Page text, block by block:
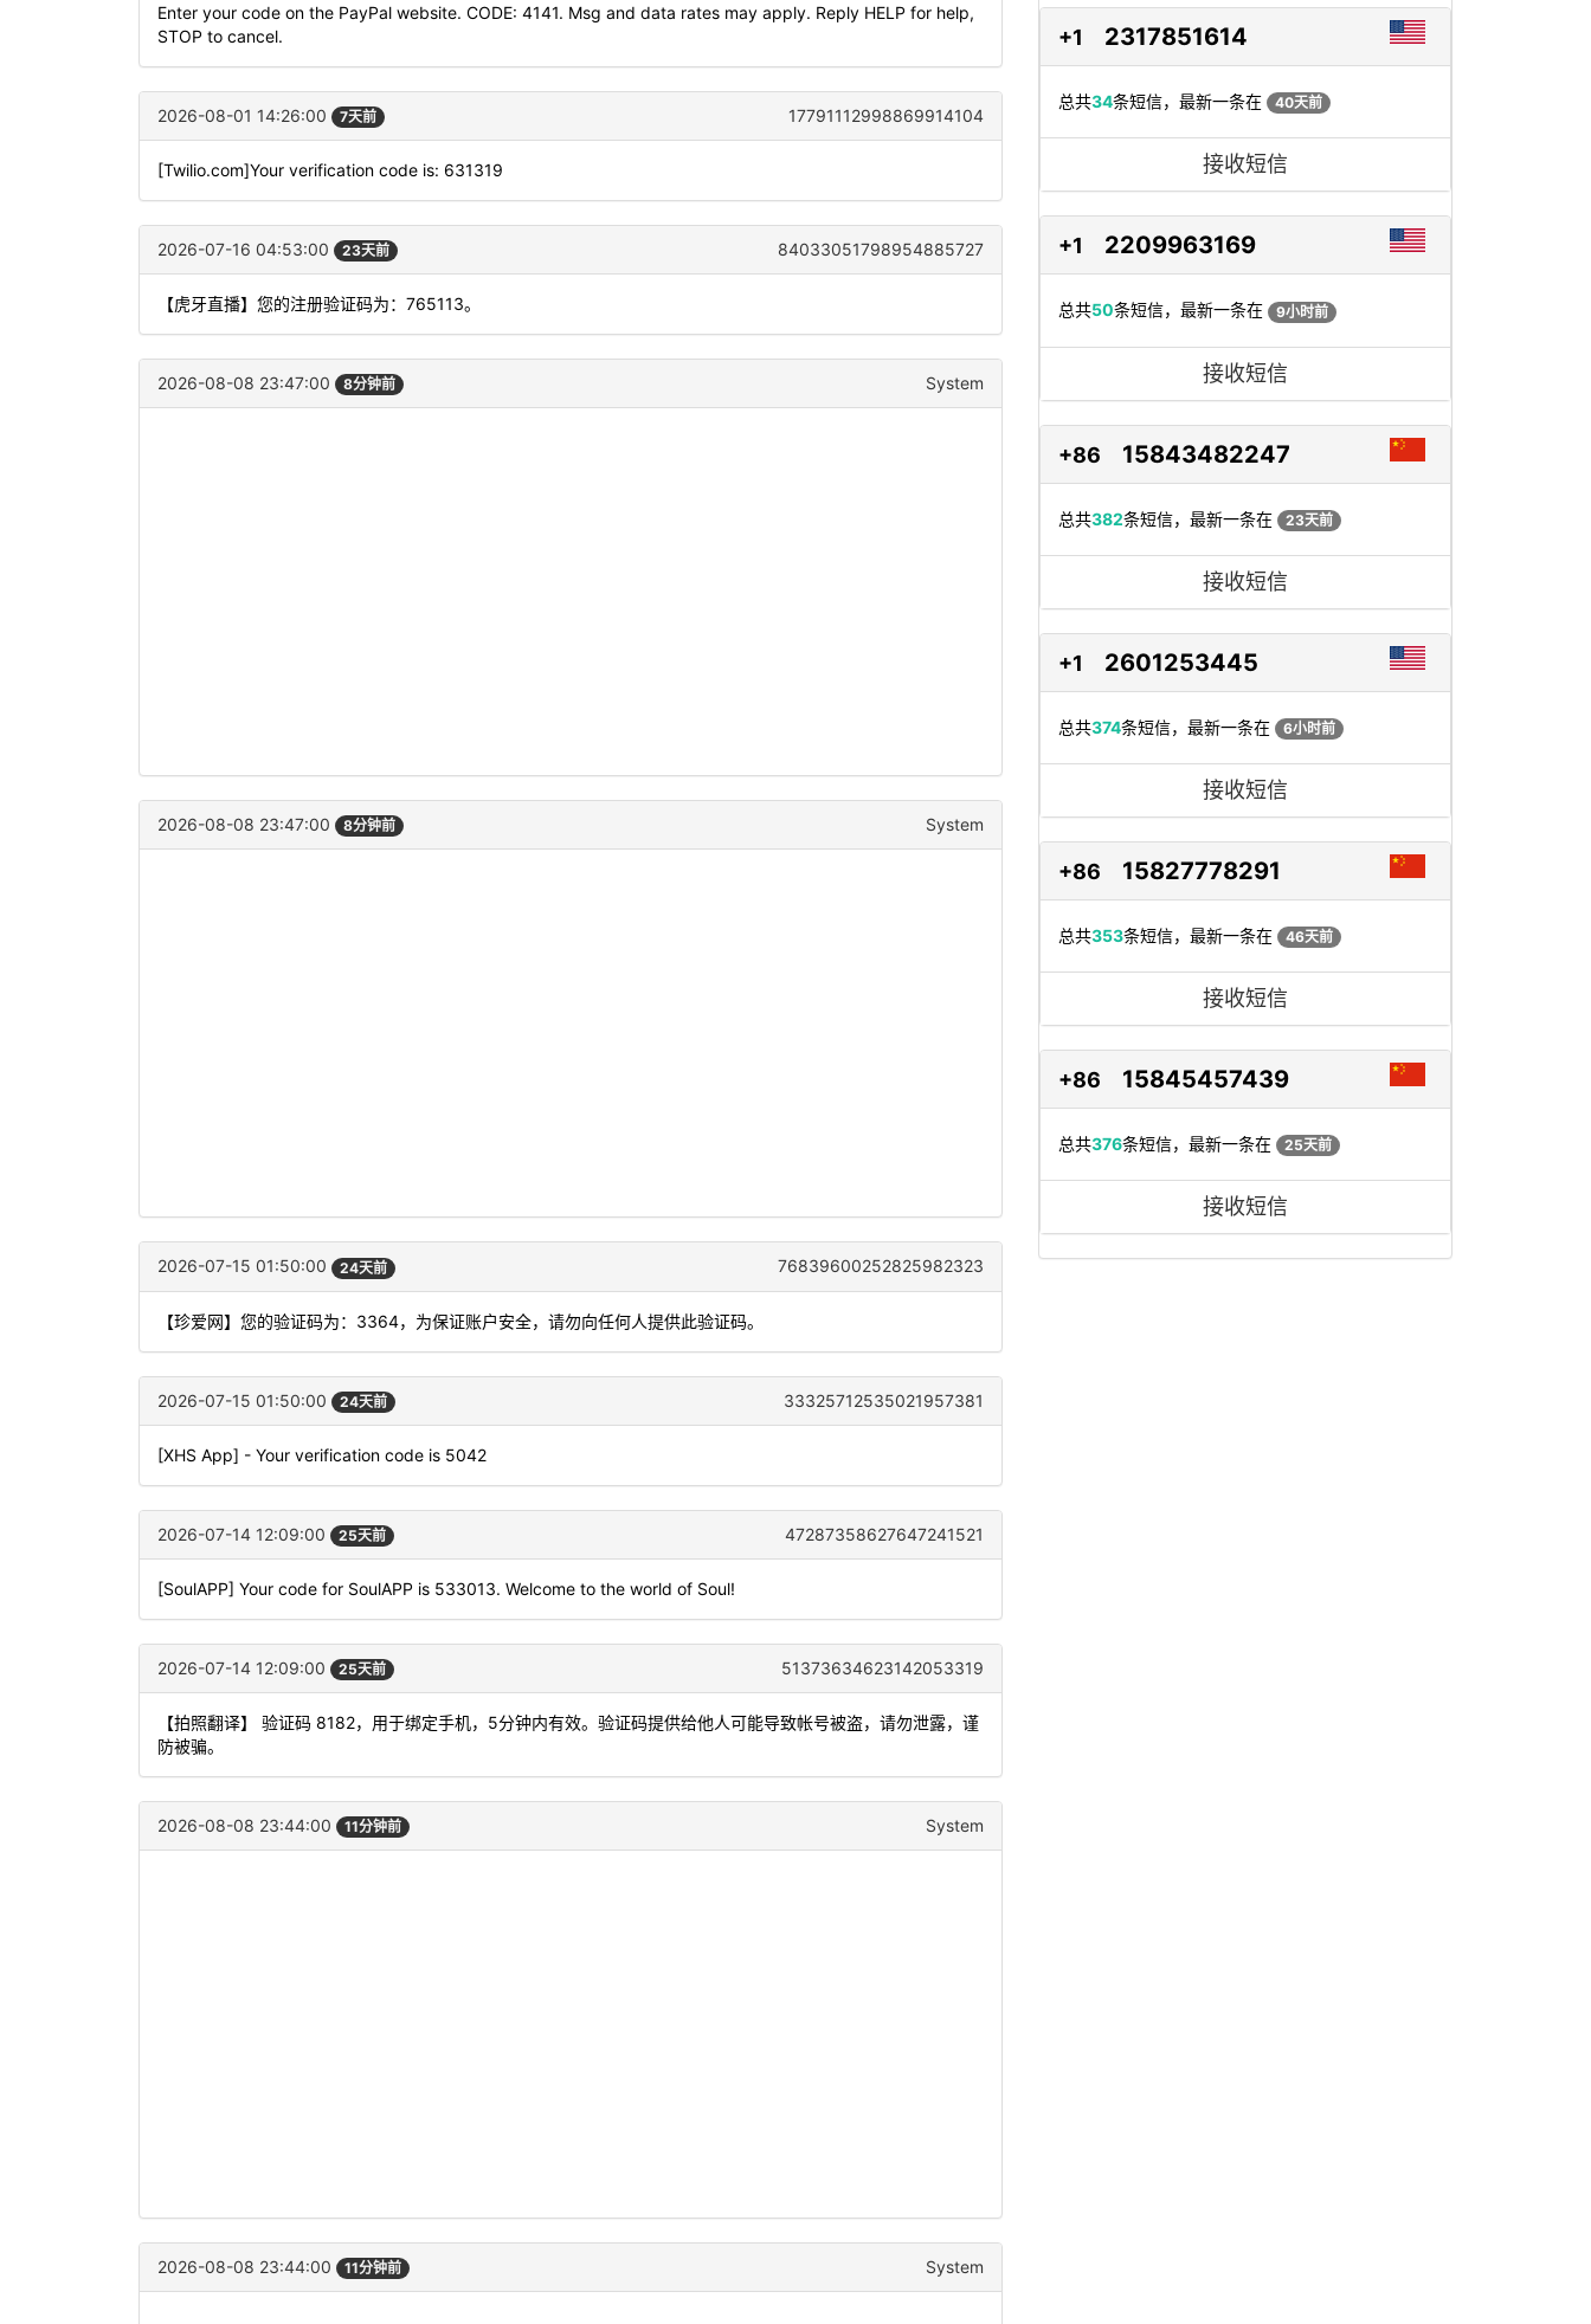
Enter your code on the PayPal website. CODE: 4141. Msg and data rates may apply. Reply HELP for help,
STOP to cancel.
2026-08-01 14:26:00 7天前 17791112998869914104
[Twilio.com]Your verification code is: 631319
2026-07-16 04:53:00 23天前 84033051798954885727
【虎牙直播】您的注册验证码为：765113。
2026-08-08 23:47:00 8分钟前 System
2026-08-08 23:47:00 8分钟前 System
2026-07-15 01:50:00 24天前 76839600252825982323
【珍爱网】您的验证码为：3364，为保证账户安全，请勿向任何人提供此验证码。
2026-07-15 01:50:00 24天前 33325712535021957381
[XHS App] - Your verification code is 5042
2026-07-14 12:09:00 25天前 47287358627647241521
[SoulAPP] Your code for SoulAPP is 533013. Welcome to the world of Soul!
2026-07-14 12:09:00 25天前 51373634623142053319
【拍照翻译】 验证码 8182，用于绑定手机，5分钟内有效。验证码提供给他人可能导致帐号被盗，请勿泄露，谨
防被骗。
2026-08-08 23:44:00 11分钟前 System
2026-08-08 23:44:00 11分钟前 System
+1 2317851614
总共34条短信，最新一条在 40天前
接收短信
+1 2209963169
总共50条短信，最新一条在 9小时前
接收短信
+86 15843482247
总共382条短信，最新一条在 23天前
接收短信
+1 2601253445
总共374条短信，最新一条在 6小时前
接收短信
+86 15827778291
总共353条短信，最新一条在 46天前
接收短信
+86 15845457439
总共376条短信，最新一条在 25天前
接收短信